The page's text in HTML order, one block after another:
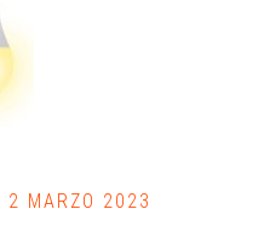
2 MARZO 2023